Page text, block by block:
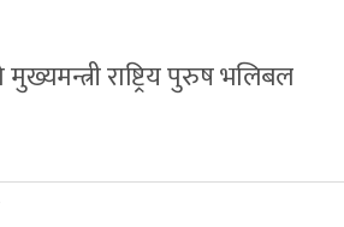
राष्ट्रिय पुरुष भलिबल